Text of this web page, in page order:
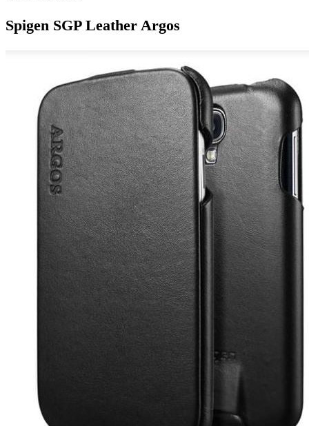
Spigen SGP Leather Argos